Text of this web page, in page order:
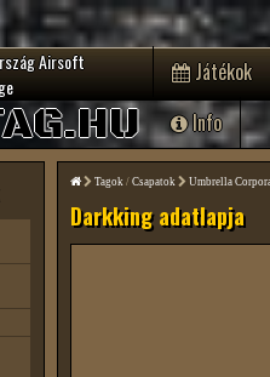
Airsoft
Játékok
Info
Tagok / Csapatok Umbrella
Darkking adatlapja